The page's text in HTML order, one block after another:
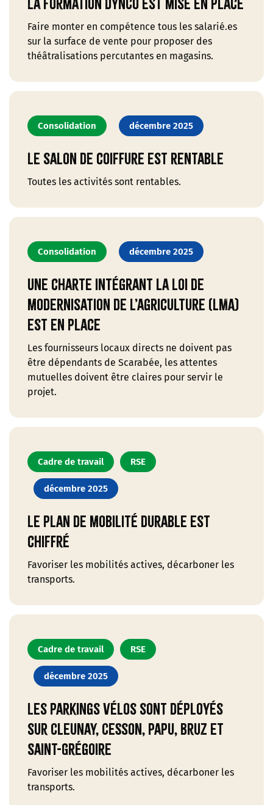
Faire monter en compétence tous les salarié.es
sur la surface de vente pour proposer des
théâtralisations percutantes en magasins.
Consolidation décembre 2025
Le salon de coiffure est rentable
Toutes les activités sont rentables.
Consolidation décembre 2025
Une charte intégrant la Loi de
modernisation de l’agriculture (LMA)
est en place
Les fournisseurs locaux directs ne doivent pas
être dépendants de Scarabée, les attentes
mutuelles doivent être claires pour servir le
projet.
Cadre de travail RSE
décembre 2025
Le plan de mobilité durable est
chiffré
Favoriser les mobilités actives, décarboner les
transports.
Cadre de travail RSE
décembre 2025
Les parkings vélos sont déployés
sur Cleunay, Cesson, Papu, Bruz et
Saint-Grégoire
Favoriser les mobilités actives, décarboner les
transports.